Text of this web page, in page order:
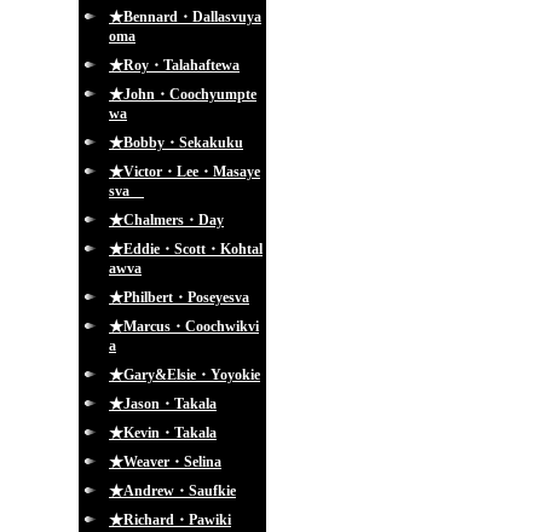
★Bennard・Dallasvuya
oma
★Roy・Talahaftewa
★John・Coochyumpte
wa
★Bobby・Sekakuku
★Victor・Lee・Masaye
sva
★Chalmers・Day
★Eddie・Scott・Kohtal
awva
★Philbert・Poseyesva
★Marcus・Coochwikvi
a
★Gary&Elsie・Yoyokie
★Jason・Takala
★Kevin・Takala
★Weaver・Selina
★Andrew・Saufkie
★Richard・Pawiki